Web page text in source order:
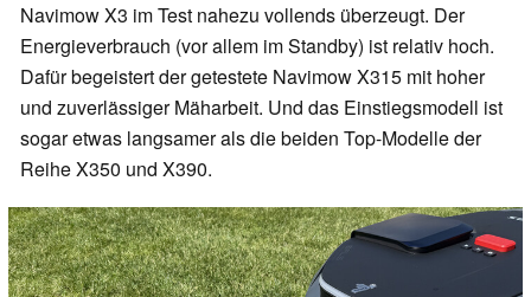
Navimow X3 im Test nahezu vollends überzeugt. Der
Energieverbrauch (vor allem im Standby) ist relativ hoch.
Dafür begeistert der getestete Navimow X315 mit hoher
und zuverlässiger Mäharbeit. Und das Einstiegsmodell ist
sogar etwas langsamer als die beiden Top-Modelle der
Reihe X350 und X390.